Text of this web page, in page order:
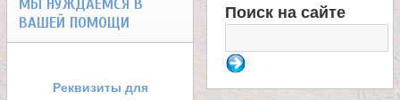
н
МЫ НУЖДАЕМСЯ В
ВАШЕЙ ПОМОЩИ
Реквизиты для
Ф
о
Поиск на сайте